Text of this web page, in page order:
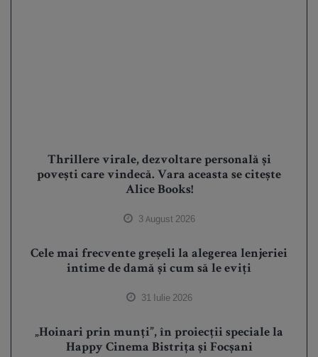
Thrillere virale, dezvoltare personală și
povești care vindecă. Vara aceasta se citește
Alice Books!
3 August 2026
Cele mai frecvente greșeli la alegerea lenjeriei
intime de damă și cum să le eviți
31 Iulie 2026
„Hoinari prin munți”, în proiecții speciale la
Happy Cinema Bistrița și Focșani